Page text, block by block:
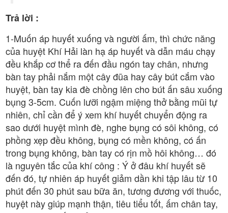
Trả lời :
1-Muốn áp huyết xuống và người ấm, thì chức năng
của huyệt Khí Hải làn hạ áp huyết và dẫn máu chạy
đều khắp cơ thể ra đến đầu ngón tay chân, nhưng
bàn tay phải nắm một cây đũa hay cây bút cắm vào
huyệt, bàn tay kia đè chồng lên cho bút ấn sâu xuống
bụng 3-5cm. Cuốn lưỡi ngậm miệng thở bằng mũi tự
nhiên, chỉ cần để ý xem khí huyết chuyển động ra
sao dưới huyệt mình đè, nghe bụng có sôi không, có
phồng xẹp đều không, bụng có mền không, có ấn
trong bụng không, bàn tay có rịn mồ hôi không… đó
là nguyên tắc của khí công : Ý ở đâu khí huyết sẽ
đến đó, tự nhiên áp huyết giảm dần khi tập lâu từ 10
phút đến 30 phút sau bữa ăn, tương đương với thuốc,
huyệt này giúp mạnh thận, tiêu tiểu tốt, ấm chân tay,